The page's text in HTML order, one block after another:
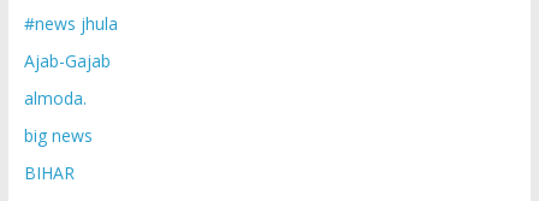
#news jhula
Ajab-Gajab
almoda.
big news
BIHAR